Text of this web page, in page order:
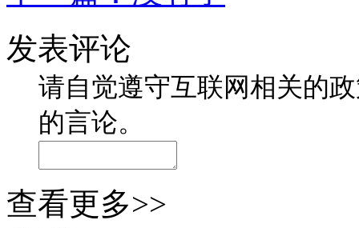
发表评论
请自觉遵守互联网相关的
的言论。
查看更多>>